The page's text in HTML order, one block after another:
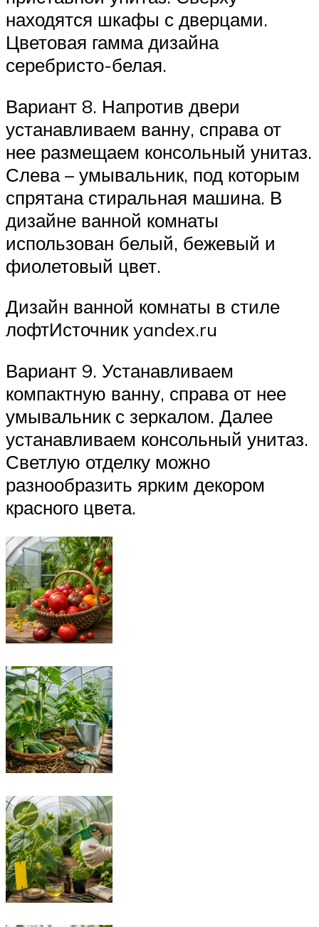
находятся шкафы с дверцами.
Цветовая гамма дизайна
серебристо-белая.
Вариант 8. Напротив двери
устанавливаем ванну, справа от
нее размещаем консольный унитаз.
Слева – умывальник, под которым
спрятана стиральная машина. В
дизайне ванной комнаты
использован белый, бежевый и
фиолетовый цвет.
Дизайн ванной комнаты в стиле
лофтИсточник yandex.ru
Вариант 9. Устанавливаем
компактную ванну, справа от нее
умывальник с зеркалом. Далее
устанавливаем консольный унитаз.
Светлую отделку можно
разнообразить ярким декором
красного цвета.